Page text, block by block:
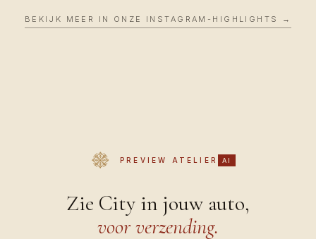
BEKIJK MEER IN ONZE INSTAGRAM-HIGHLIGHTS →
PREVIEW ATELIER AI
Zie City in jouw auto,
voor verzending.